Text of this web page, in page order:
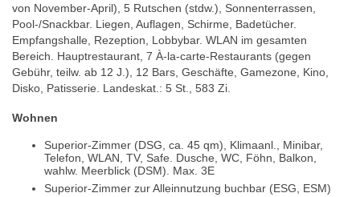
von November-April), 5 Rutschen (stdw.), Sonnenterrassen,
Pool-/Snackbar. Liegen, Auflagen, Schirme, Badetücher.
Empfangshalle, Rezeption, Lobbybar. WLAN im gesamten
Bereich. Hauptrestaurant, 7 À-la-carte-Restaurants (gegen
Gebühr, teilw. ab 12 J.), 12 Bars, Geschäfte, Gamezone, Kino,
Disko, Patisserie. Landeskat.: 5 St., 583 Zi.
Wohnen
Superior-Zimmer (DSG, ca. 45 qm), Klimaanl., Minibar,
Telefon, WLAN, TV, Safe. Dusche, WC, Föhn, Balkon,
wahlw. Meerblick (DSM). Max. 3E
Superior-Zimmer zur Alleinnutzung buchbar (ESG, ESM)